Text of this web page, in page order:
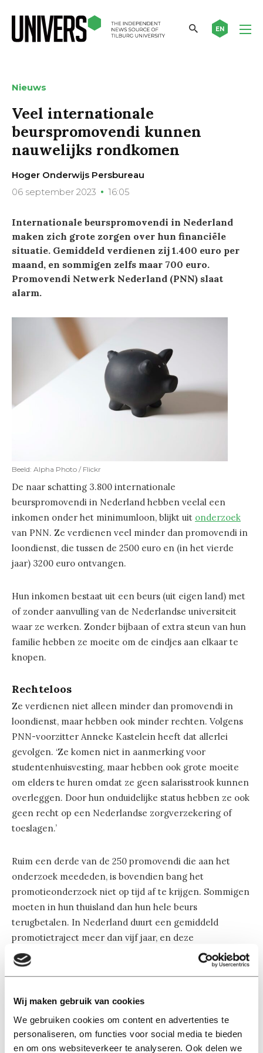
Wij maken gebruik van cookies
We gebruiken cookies om content en advertenties te
personaliseren, om functies voor social media te bieden
en om ons websiteverkeer te analyseren. Ook delen we
EN
Nieuws
Veel internationale
beurspromovendi kunnen
nauwelijks rondkomen
Hoger Onderwijs Persbureau
06 september 2023
16:05
Internationale beurspromovendi in Nederland
maken zich grote zorgen over hun financiële
situatie. Gemiddeld verdienen zij 1.400 euro per
maand, en sommigen zelfs maar 700 euro.
Promovendi Netwerk Nederland (PNN) slaat
alarm.
Beeld: Alpha Photo / Flickr
De naar schatting 3.800 internationale
beurspromovendi in Nederland hebben veelal een
inkomen onder het minimumloon, blijkt uit onderzoek
van PNN. Ze verdienen veel minder dan promovendi in
loondienst, die tussen de 2500 euro en (in het vierde
jaar) 3200 euro ontvangen.
Hun inkomen bestaat uit een beurs (uit eigen land) met
of zonder aanvulling van de Nederlandse universiteit
waar ze werken. Zonder bijbaan of extra steun van hun
familie hebben ze moeite om de eindjes aan elkaar te
knopen.
Rechteloos
Ze verdienen niet alleen minder dan promovendi in
loondienst, maar hebben ook minder rechten. Volgens
PNN-voorzitter Anneke Kastelein heeft dat allerlei
gevolgen. ‘Ze komen niet in aanmerking voor
studentenhuisvesting, maar hebben ook grote moeite
om elders te huren omdat ze geen salarisstrook kunnen
overleggen. Door hun onduidelijke status hebben ze ook
geen recht op een Nederlandse zorgverzekering of
toeslagen.’
Ruim een derde van de 250 promovendi die aan het
onderzoek meededen, is bovendien bang het
promotieonderzoek niet op tijd af te krijgen. Sommigen
moeten in hun thuisland dan hun hele beurs
terugbetalen. In Nederland duurt een gemiddeld
promotietraject meer dan vijf jaar, en deze
beurspromovendi staan onder enorme druk om het
binnen vier jaar te doen.
Mentale problemen
Twee derde van de respondenten ervaart hoge of zelfs
extreem hoge werkdruk en een deel krijgt ook nog eens
te maken met grensoverschrijdend gedrag. Dit alles